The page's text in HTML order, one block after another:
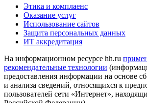
Этика и комплаенс
Оказание услуг
Использование сайтов
Защита персональных данных
ИТ аккредитация
На информационном ресурсе hh.ru
рекомендательные технологии
предоставления информации на основе
и анализа сведений, относящихся к
пользователей сети «Интернет»,